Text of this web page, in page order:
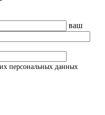
ваш
персональных данных